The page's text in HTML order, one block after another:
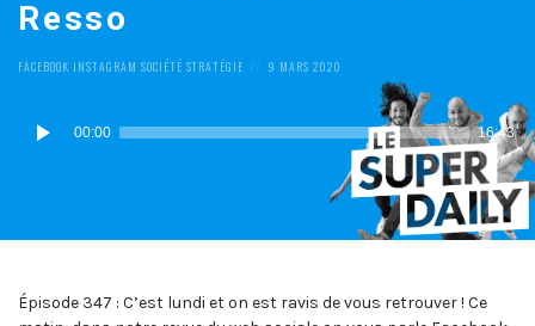
Resso
POSTED
FACEBOOK INSTAGRAM SOCIÉTÉ STRATÉGIE
POSTED
9 MARS 2020
Lecteur
audio
00:00 16:43
Épisode 347 : C’est lundi et on est ravis de vous retrouver ! Ce